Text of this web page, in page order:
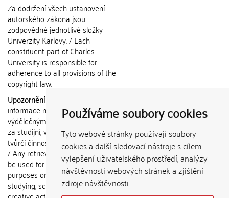
Používáme soubory cookies
Tyto webové stránky používají soubory
cookies a další sledovací nástroje s cílem
vylepšení uživatelského prostředí, analýzy
návštěvnosti webových stránek a zjištění
zdroje návštěvnosti.
Za dodržení všech ustanovení
autorského zákona jsou
zodpovědné jednotlivé složky
Univerzity Karlovy. / Each
constituent part of Charles
University is responsible for
adherence to all provisions of the
copyright law.
Upozornění / Notice:
informace nemohou být použity k
výdělečným účelům nebo vydávány
za studijní, vědeckou nebo jinou
tvůrčí činnost jiné osoby než autora.
/ Any retrieved information shall not
be used for any commercial
purposes or claimed as results of
studying, scientific or any other